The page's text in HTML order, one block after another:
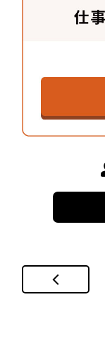
東京製綱だ
今回の柵に採